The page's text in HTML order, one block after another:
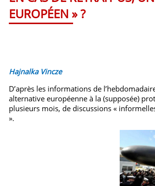
EUROPÉEN » ?
Hajnalka Vincze
D’après les informations de
alternative européenne à la (supposée)
plusieurs mois, de discussions «
».